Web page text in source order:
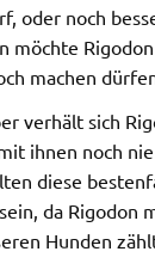
oder noch
möchte
machen
verhält sich
ihnen noch
diese
da Rigodon
Hunden